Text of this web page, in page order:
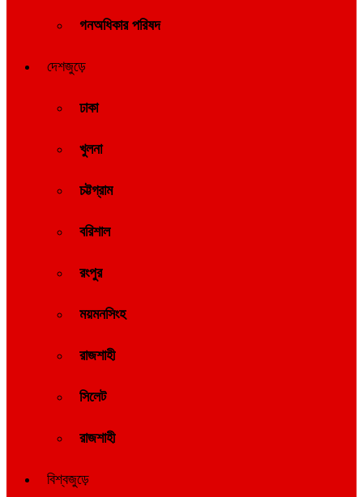
গনঅধিকার পরিষদ
দেশজুড়ে
ঢাকা
খুলনা
চট্টগ্রাম
বরিশাল
রংপুর
ময়মনসিংহ
রাজশাহী
সিলেট
রাজশাহী
বিশ্বজুড়ে